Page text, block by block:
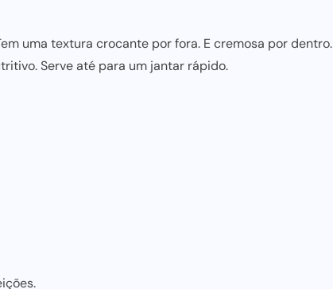
uma textura crocante por fora. E cremosa por dentro.
Serveaté para um jantar rápido.